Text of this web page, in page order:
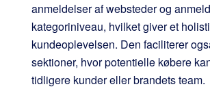
anmeldelser af websteder og
kategoriniveau, hvilket giver et
kundeoplevelsen. Den faciliterer
sektioner, hvor potentielle købere
tidligere kunder eller brandets team.